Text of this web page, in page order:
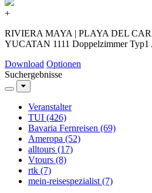
+
RIVIERA MAYA | PLAYA DEL
YUCATAN 1111 Doppelzimmer
Download Optionen
Suchergebnisse
Veranstalter
TUI (426)
Bavaria Fernreisen (69)
Ameropa (52)
alltours (17)
Vtours (8)
rtk (7)
mein-reisespezialist (7)